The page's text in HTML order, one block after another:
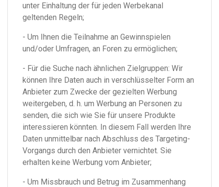
unter Einhaltung der für jeden Werbekanal
geltenden Regeln;
- Um Ihnen die Teilnahme an Gewinnspielen
und/oder Umfragen, an Foren zu ermöglichen;
- Für die Suche nach ähnlichen Zielgruppen: Wir
können Ihre Daten auch in verschlüsselter Form an
Anbieter zum Zwecke der gezielten Werbung
weitergeben, d. h. um Werbung an Personen zu
senden, die sich wie Sie für unsere Produkte
interessieren könnten. In diesem Fall werden Ihre
Daten unmittelbar nach Abschluss des Targeting-
Vorgangs durch den Anbieter vernichtet. Sie
erhalten keine Werbung vom Anbieter;
- Um Missbrauch und Betrug im Zusammenhang